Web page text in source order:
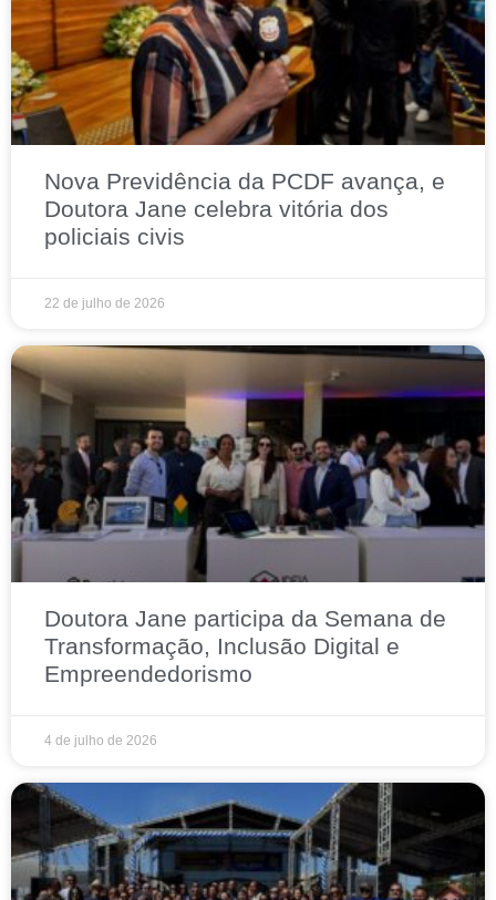
Nova Previdência da PCDF avança, e
Doutora Jane celebra vitória dos
policiais civis
22 de julho de 2026
Doutora Jane participa da Semana de
Transformação, Inclusão Digital e
Empreendedorismo
4 de julho de 2026